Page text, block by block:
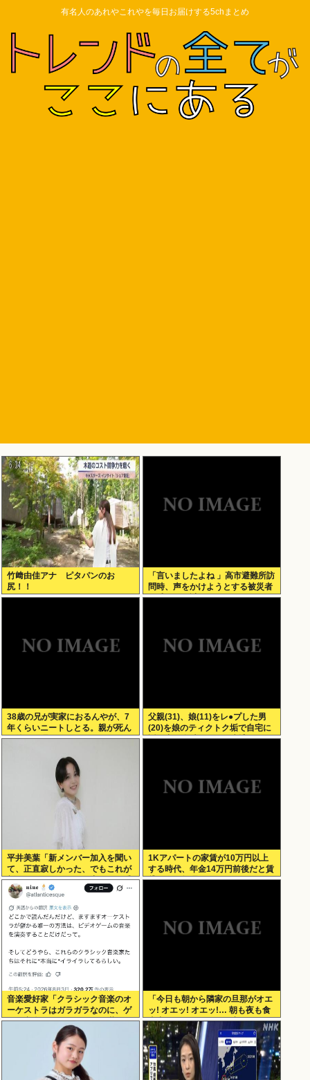
有名人のあれやこれやを毎日お届けする5chまとめ
竹﨑由佳アナ ピタパンのお
尻！！
「言いましたよね 」高市避難所訪
問時、声をかけようとする被災者
を威圧する謎のハゲガードマンが
38歳の兄が実家におるんやが、7
年くらいニートしとる。親が死ん
だ後の処理どうしよう
父親(31)、娘(11)をレ●プした男
(20)を娘のティクトク垢で自宅に
誘い出し自助 2人とも逮捕
平井美葉「新メンバー加入を聞い
て、正直寂しかった、でもこれが
新しいビヨなんだと、寂しさを受
け止めるこ
1Kアパートの家賃が10万円以上
する時代、年金14万円前後だと賃
貸の人は無理じゃね？
音楽愛好家「クラシック音楽のオ
ーケストラはガラガラなのに、ゲ
ーム音楽のオーケストラは満員…
本当にイライラする」
「今日も朝から隣家の旦那がオエ
ッ! オエッ! オエッ!… 朝も夜も食
事中もかなりえづきの音がして不
愉快な1日が始まります…」